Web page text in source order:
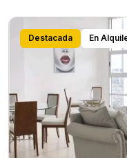
Destacada En